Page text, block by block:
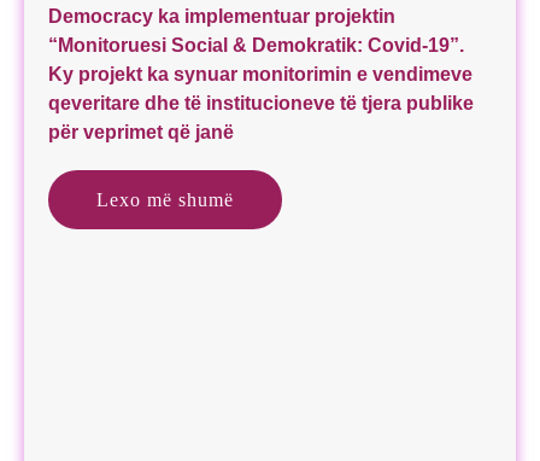
Democracy ka implementuar projektin
“Monitoruesi Social & Demokratik: Covid-19”.
Ky projekt ka synuar monitorimin e vendimeve
qeveritare dhe të institucioneve të tjera publike
për veprimet që janë
Lexo më shumë